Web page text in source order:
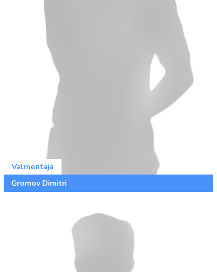
Valmentaja
Gromov Dimitri